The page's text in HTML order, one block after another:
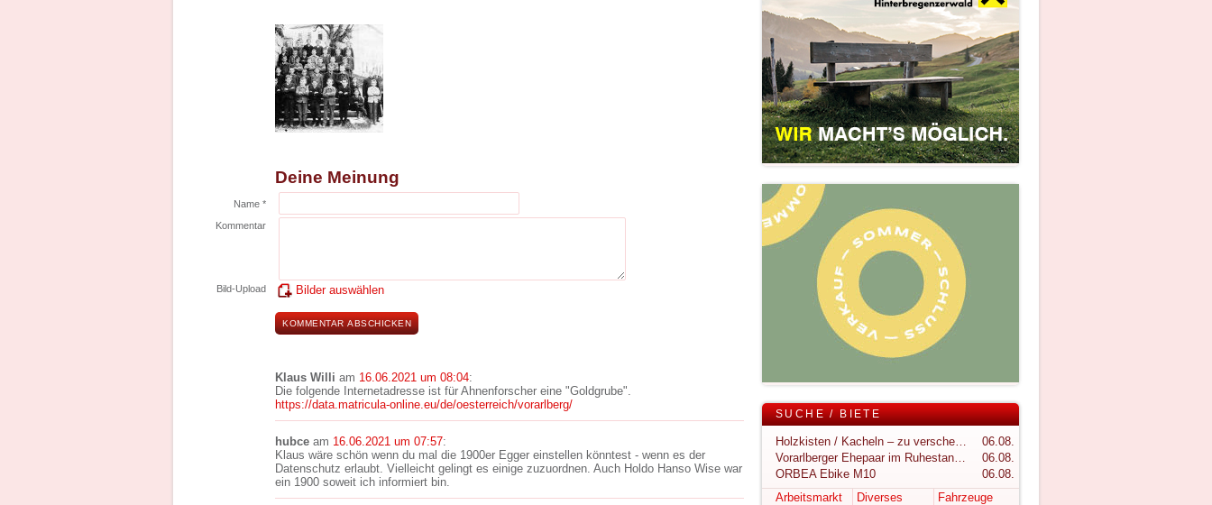
Deine Meinung
Name *
Kommentar
Bild-Upload Bilder auswählen
Klaus Willi am 16.06.2021 um 08:04:
Die folgende Internetadresse ist für Ahnenforscher eine "Goldgrube".
https://data.matricula-online.eu/de/oesterreich/vorarlberg/
hubce am 16.06.2021 um 07:57:
Klaus wäre schön wenn du mal die 1900er Egger einstellen könntest - wenn es der
Datenschutz erlaubt. Vielleicht gelingt es einige zuzuordnen. Auch Holdo Hanso Wise war
ein 1900 soweit ich informiert bin.
SUCHE / BIETE
Holzkisten / Kacheln – zu verschenken
06.08.
Vorarlberger Ehepaar im Ruhestand sucht ruhigen Rückzugsort im Bregenzerwald
06.08.
ORBEA Ebike M10
06.08.
Arbeitsmarkt
Diverses
Fahrzeuge